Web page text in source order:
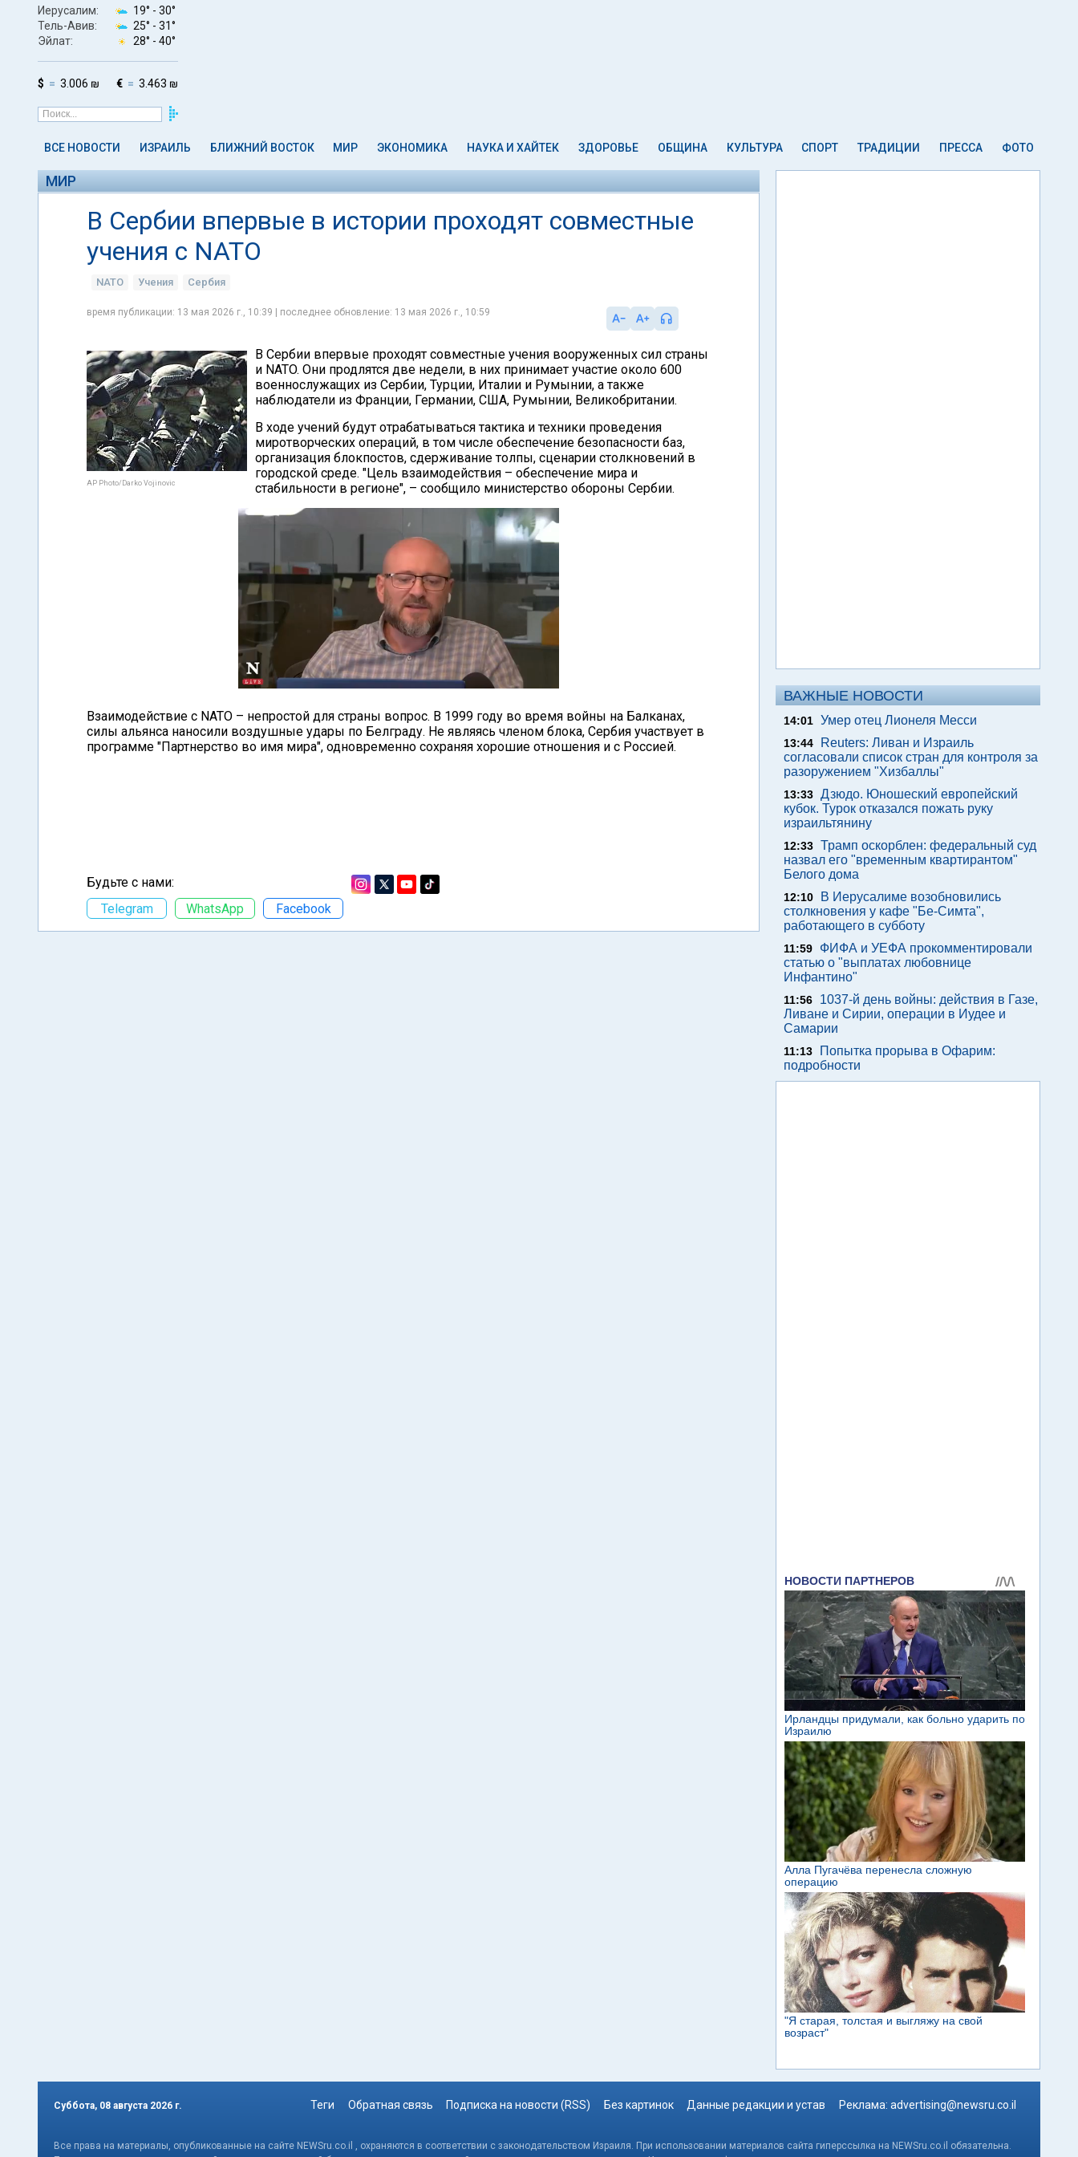
Иерусалим: 19° - 30°
Тель-Авив:
25° - 31°
Эйлат:
28° - 40°
$ 3.006 ₪ € 3.463 ₪
ВСЕ НОВОСТИ ИЗРАИЛЬ БЛИЖНИЙ ВОСТОК МИР ЭКОНОМИКА НАУКА И ХАЙТЕК ЗДОРОВЬЕ ОБЩИНА КУЛЬТУРА СПОРТ ТРАДИЦИИ ПРЕССА ФОТО
МИР
В Сербии впервые в истории проходят совместные
учения с NATO
NATO Учения Сербия
время публикации: 13 мая 2026 г., 10:39 | последнее обновление: 13 мая 2026 г., 10:59
AP Photo/Darko Vojinovic
В Сербии впервые проходят совместные учения вооруженных сил страны
и NATO. Они продлятся две недели, в них принимает участие около 600
военнослужащих из Сербии, Турции, Италии и Румынии, а также
наблюдатели из Франции, Германии, США, Румынии, Великобритании.
В ходе учений будут отрабатываться тактика и техники проведения
миротворческих операций, в том числе обеспечение безопасности баз,
организация блокпостов, сдерживание толпы, сценарии столкновений в
городской среде. "Цель взаимодействия – обеспечение мира и
стабильности в регионе", – сообщило министерство обороны Сербии.
Взаимодействие с NATO – непростой для страны вопрос. В 1999 году во время войны на Балканах,
силы альянса наносили воздушные удары по Белграду. Не являясь членом блока, Сербия участвует в
программе "Партнерство во имя мира", одновременно сохраняя хорошие отношения и с Россией.
Будьте с нами:
Telegram
WhatsApp Facebook
ВАЖНЫЕ НОВОСТИ
14:01 Умер отец Лионеля Месси
13:44
Reuters: Ливан и Израиль
согласовали список стран для контроля за
разоружением "Хизбаллы"
13:33 Дзюдо. Юношеский европейский
кубок. Турок отказался пожать руку
израильтянину
12:33 Трамп оскорблен: федеральный суд
назвал его "временным квартирантом"
Белого дома
12:10
В Иерусалиме возобновились
столкновения у кафе "Бе-Симта",
работающего в субботу
11:59
ФИФА и УЕФА прокомментировали
статью о "выплатах любовнице
Инфантино"
11:56
1037-й день войны: действия в Газе,
Ливане и Сирии, операции в Иудее и
Самарии
11:13
Попытка прорыва в Офарим:
подробности
Суббота, 08 августа 2026 г. Теги Обратная связь Подписка на новости (RSS) Без картинок Данные редакции и устав Реклама: advertising@newsru.co.il
Все права на материалы, опубликованные на сайте NEWSru.co.il , охраняются в соответствии с законодательством Израиля. При использовании материалов сайта гиперссылка на NEWSru.co.il обязательна.